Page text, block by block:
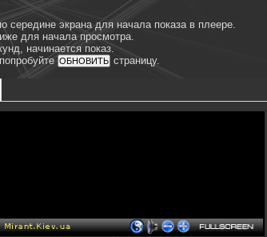
середине экрана для начала показа в плеере.
для начала просмотра.
начинается показ.
страницу.